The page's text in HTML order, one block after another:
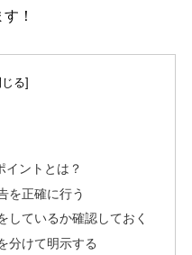
！
イントとは？
を正確に行う
しているか確認しておく
分けて明示する